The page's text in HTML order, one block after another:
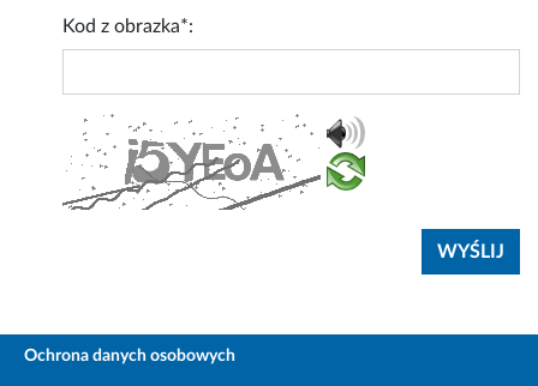
Kod z obrazka*:
Ochrona danych osobowych